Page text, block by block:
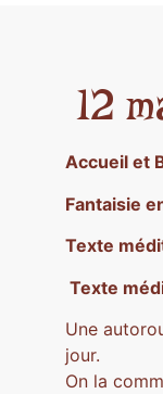
12
Accueil et
Fantaisie
Texte
Texte
Une
jour.
On la